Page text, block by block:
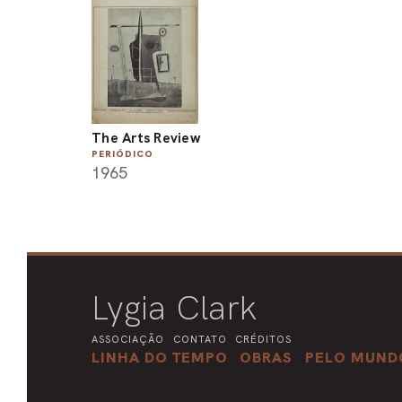
The Arts Review
PERIÓDICO
1965
Lygia Clark
ASSOCIAÇÃO CONTATO CRÉDITOS
LINHA DO TEMPO OBRAS PELO